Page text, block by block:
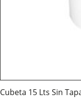
Cubeta 15 Lts Sin